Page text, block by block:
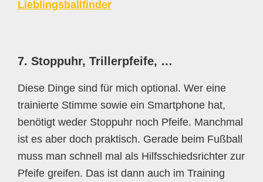
Lieblingsballfinder
7. Stoppuhr, Trillerpfeife, …
Diese Dinge sind für mich optional. Wer eine
trainierte Stimme sowie ein Smartphone hat,
benötigt weder Stoppuhr noch Pfeife. Manchmal
ist es aber doch praktisch. Gerade beim Fußball
muss man schnell mal als Hilfsschiedsrichter zur
Pfeife greifen. Das ist dann auch im Training